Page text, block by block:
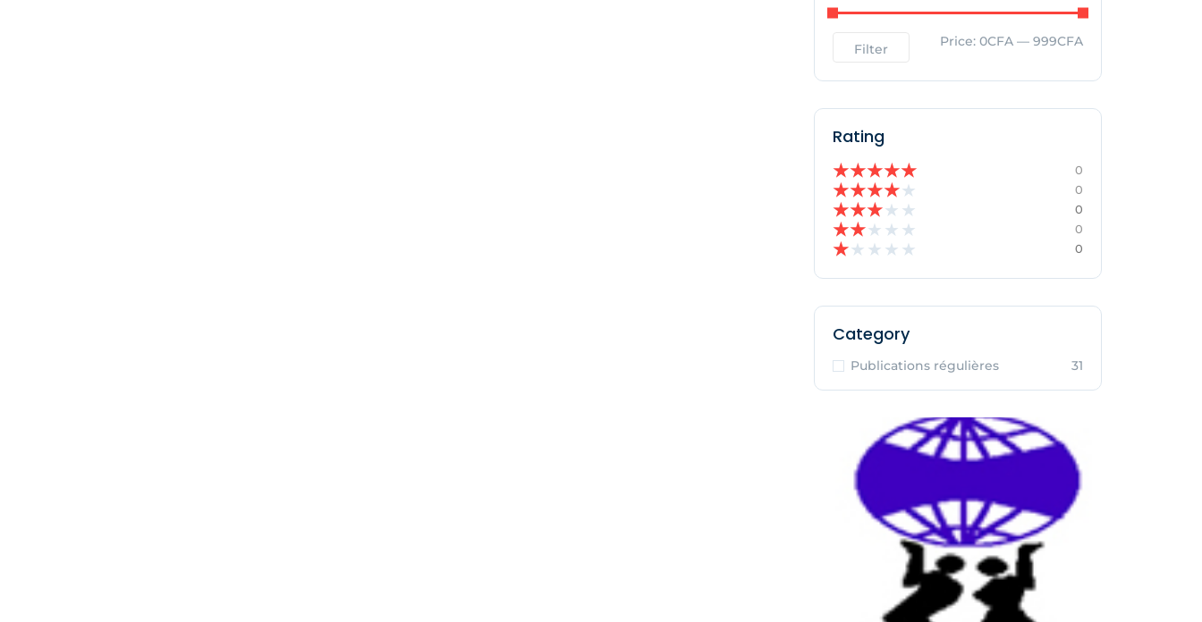
Filter Price: 0CFA — 999CFA
Rating
★★★★★ 0
★★★★★ 0
★★★★ ★ 0
★★★ ★ ★ 0
★★ ★ ★ ★ 0
Category
Publications régulières 31